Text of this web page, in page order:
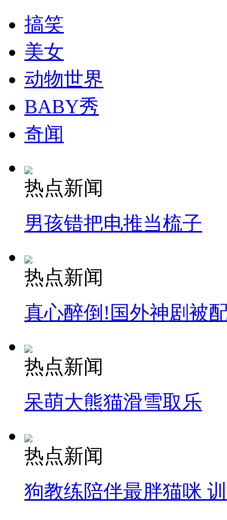
搞笑
美女
动物世界
BABY秀
奇闻
热点新闻
男孩错把电推当梳子
热点新闻
真心醉倒!国外神剧被
热点新闻
呆萌大熊猫滑雪取乐
热点新闻
狗教练陪伴最胖猫咪